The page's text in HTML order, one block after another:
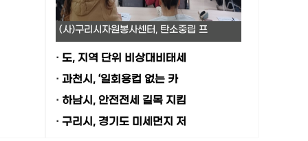
(사)구리시자원봉사센터, 탄소중립 프
· 도, 지역 단위 비상대비태세
· 과천시, ‘일회용컵 없는 카
· 하남시, 안전전세 길목 지킴
· 구리시, 경기도 미세먼지 저